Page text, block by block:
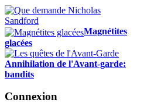
Magnétites
glacées
Annihilation de l'Avant-garde:
bandits
Connexion